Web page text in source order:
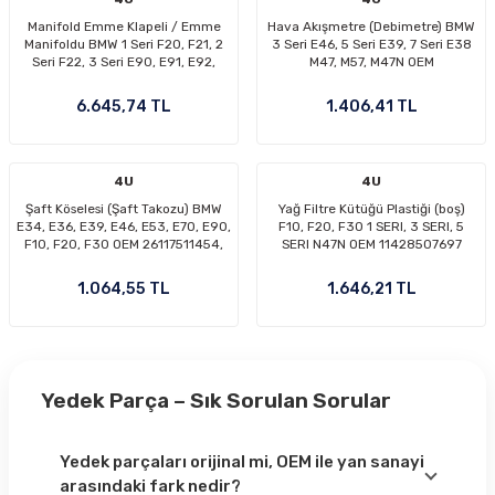
gerektirir. Bu kategoride sunulan parçalar orijinal, OEM
ve yüksek kaliteli eşdeğer markalar arasından seçilerek
şekilde sınıflandırılmıştır. OEM seviyesindeki yan sanayi
koduna göre seçiminizi kolaylaştırır. F30 fren diski, F10
amortisör, E90 salıncak, F20 turbo hortumu gibi
ekibimiz; montaj, uyumluluk, motor kodu eşleşmesi ve
olmaktadır. Böylece yanlış parça seçme riski minimuma
Manifold Emme Klapeli / Emme
Manifoldu BMW 1 Seri F20, F21, 2
Seri F22, 3 Seri E90, E91, E92,
F33, F36, 5 Seri F07, F10, F11, X1
Seri E84, X3 Seri F25, X5 Seri F15
6.645,74 TL
Hava Akışmetre (Debimetre) BMW
3 Seri E46, 5 Seri E39, 7 Seri E38
M47, M57, M47N OEM
13712247002
1.406,41 TL
4U
Şaft Köselesi (Şaft Takozu) BMW
E34, E36, E39, E46, E53, E70, E90,
F10, F20, F30 OEM 26117511454,
1.064,55 TL
4U
Yağ Filtre Kütüğü Plastiği (boş)
F10, F20, F30 1 SERI, 3 SERI, 5
SERI N47N OEM 11428507697
1.646,21 TL
Yedek Parça – Sık Sorulan Sorular
Yedek parçaları orijinal mi, OEM ile yan sanayi
arasındaki fark nedir?